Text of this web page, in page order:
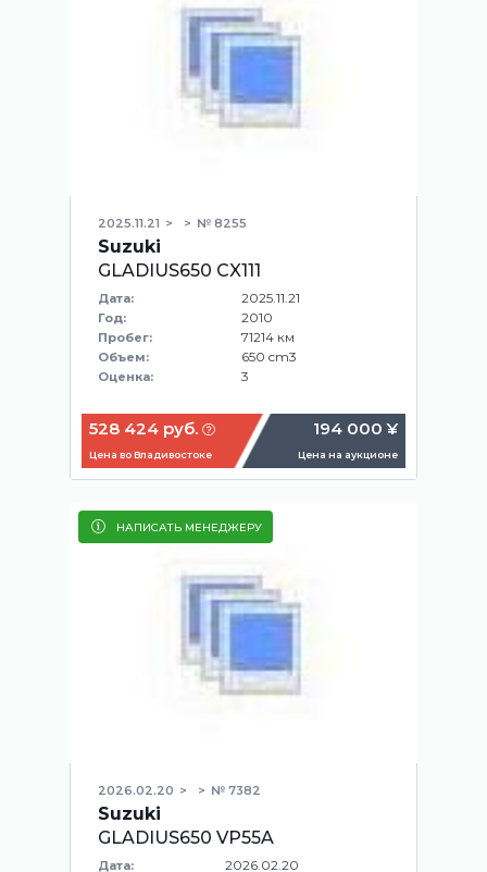
2025.11.21 № 8255
Suzuki
GLADIUS650 CX111
Дата: 2025.11.21
Год: 2010
Пробег: 71214 км
Объем: 650 cm3
Оценка: 3
528 424 руб.
Цена во Владивостоке
194 000 ¥
Цена на аукционе
НАПИСАТЬ МЕНЕДЖЕРУ
2026.02.20 № 7382
Suzuki
GLADIUS650 VP55A
Дата: 2026.02.20